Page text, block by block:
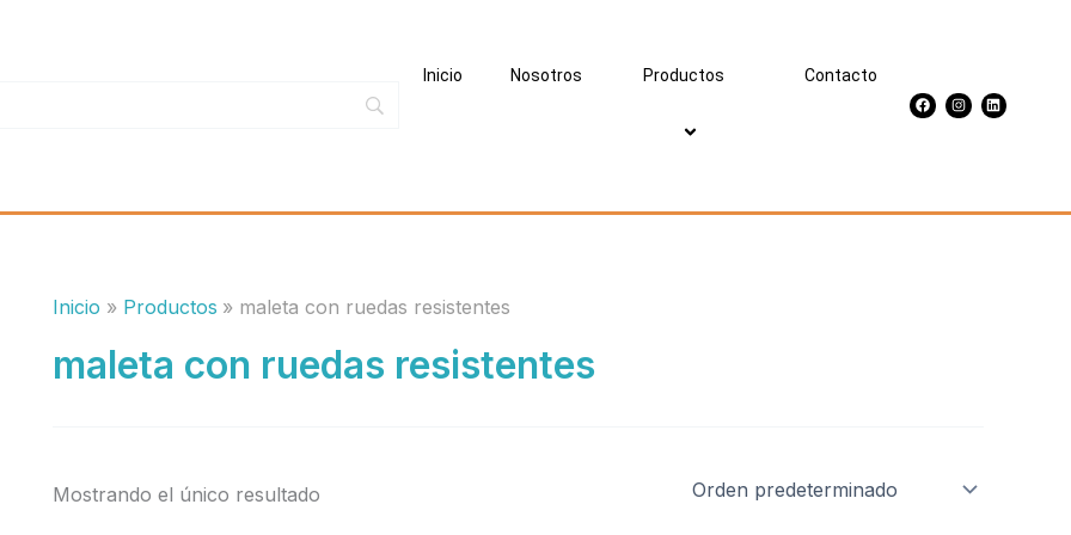
Inicio Nosotros Productos Contacto
Facebook
InstagramLinkedin
Inicio Productos maleta con ruedas resistentes
maleta con ruedas resistentes
Mostrando el único resultado